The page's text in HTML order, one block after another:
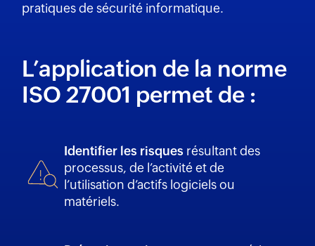
pratiques de sécurité informatique.
L’application de la norme
ISO 27001 permet de :
Identifier les risques résultant des
processus, de l’activité et de
l’utilisation d’actifs logiciels ou
matériels.